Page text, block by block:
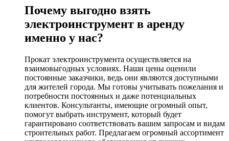
Почему выгодно взять
электроинструмент в аренду
именно у нас?
Прокат электроинструмента осуществляется на
взаимовыгодных условиях. Наши цены оценили
постоянные заказчики, ведь они являются доступными
для жителей города. Мы готовы учитывать пожелания и
потребности постоянных и даже потенциальных
клиентов. Консультанты, имеющие огромный опыт,
помогут выбрать инструмент, который будет
гарантировано соответствовать вашим запросам и видам
строительных работ. Предлагаем огромный ассортимент